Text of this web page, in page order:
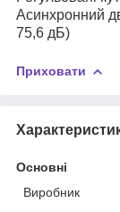
Асинхронний
75,6 дБ)
Приховати
Основні
Виробник